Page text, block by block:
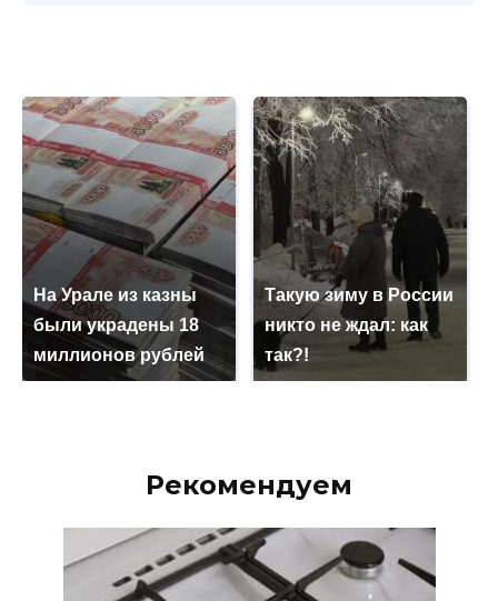
На Урале из казны
были украдены 18
миллионов рублей
Такую зиму в России
никто не ждал: как
так?!
Рекомендуем